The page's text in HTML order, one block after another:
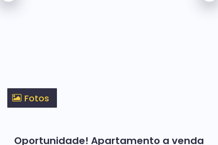
Fotos
Oportunidade! Apartamento a venda